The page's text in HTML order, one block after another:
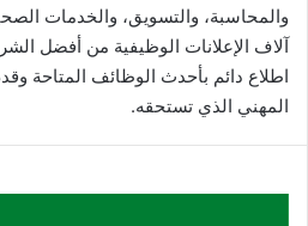
والمحاسبة، والتسويق، والخدمات
آلاف الإعلانات الوظيفية من أفضل
اطلاع دائم بأحدث الوظائف المتاحة
المهني الذي تستحقه.